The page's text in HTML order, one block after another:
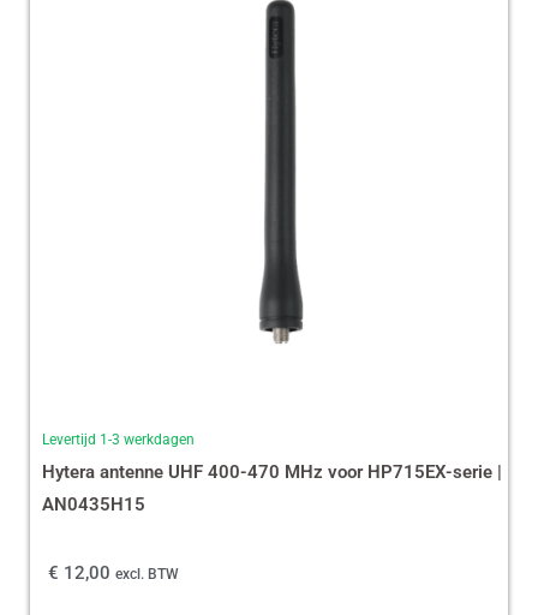
Levertijd 1-3 werkdagen
Hytera antenne UHF 400-470 MHz voor HP715EX-serie |
AN0435H15
€ 12,00 excl. BTW